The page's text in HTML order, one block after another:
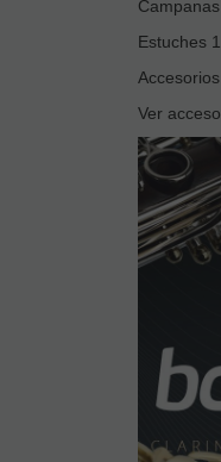
Campanas
Estuches
Ver